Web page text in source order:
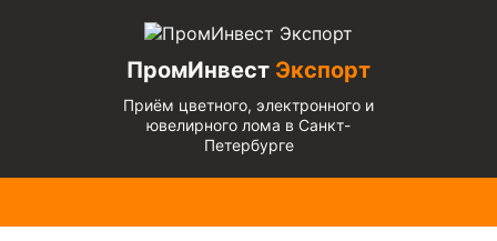
ПромИнвест Экспорт
Приём цветного, электронного и
ювелирного лома в Санкт-
Петербурге
Медь
кг
Радиаторы
310 ₽/кг
Медный
кг
Алюминиевый
₽/кг